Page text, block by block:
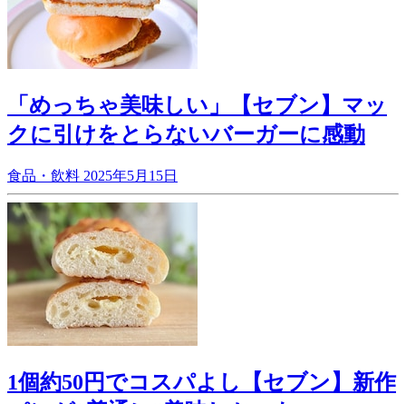
「めっちゃ美味しい」【セブン】マッ
クに引けをとらないバーガーに感動
食品・飲料 2025年5月15日
1個約50円でコスパよし【セブン】新作